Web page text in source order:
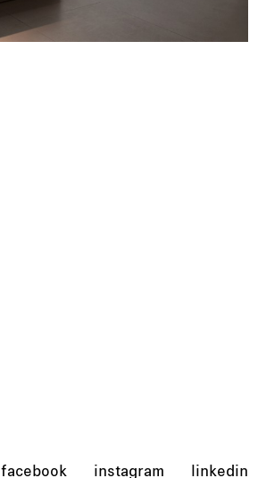
facebook instagram linkedin